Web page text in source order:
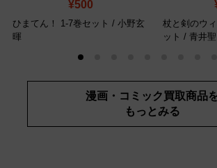
¥500
ひまてん！ 1-7巻セット / 小野玄
暉
杖と剣のウ
ット / 青井聖
漫画・コミック買取商品
もっとみる